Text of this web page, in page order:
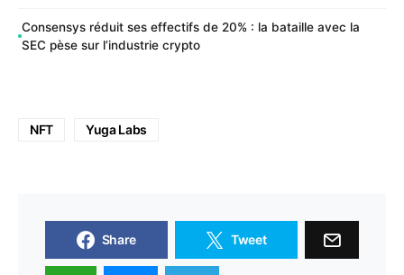
Consensys réduit ses effectifs de 20% : la bataille avec la
SEC pèse sur l’industrie crypto
NFT Yuga Labs
Share Tweet